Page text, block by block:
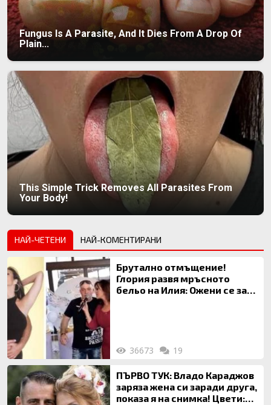
Fungus Is A Parasite, And It Dies From A Drop Of
Plain...
This Simple Trick Removes All Parasites From
Your Body!
НАЙ-ЧЕТЕНИ НАЙ-КОМЕНТИРАНИ
Брутално отмъщение!
Глория развя мръсното
бельо на Илия: Ожени се за
36673 19
ПЪРВО ТУК: Владо Караджов
заряза жена си заради друга,
показа я на снимка! Цвети: